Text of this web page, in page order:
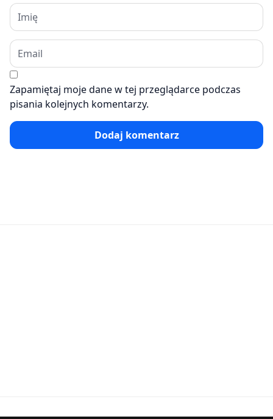
Zapamiętaj moje dane w tej przeglądarce podczas
pisania kolejnych komentarzy.
Dodaj komentarz